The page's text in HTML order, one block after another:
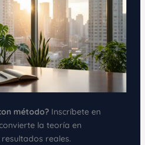
método?Inscríbete en
la teoría en
reales.